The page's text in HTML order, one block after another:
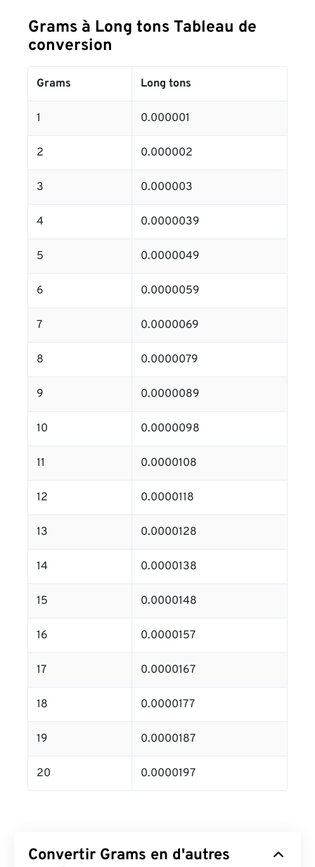
Grams à Long tons Tableau de
conversion
Grams Long tons
1 0.000001
2 0.000002
3 0.000003
4 0.0000039
5 0.0000049
6 0.0000059
7 0.0000069
8 0.0000079
9 0.0000089
10 0.0000098
11 0.0000108
12 0.0000118
13 0.0000128
14 0.0000138
15 0.0000148
16 0.0000157
17 0.0000167
18 0.0000177
19 0.0000187
20 0.0000197
Convertir Grams en d'autres